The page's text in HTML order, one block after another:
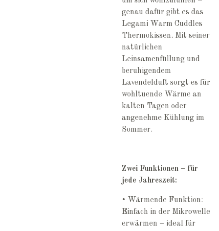
genau dafür gibt es das
Legami Warm Cuddles
Thermokissen. Mit seiner
natürlichen
Leinsamenfüllung und
beruhigendem
Lavendelduft sorgt es für
wohltuende Wärme an
kalten Tagen oder
angenehme Kühlung im
Sommer.
Zwei Funktionen – für
jede Jahreszeit:
• Wärmende Funktion:
Einfach in der Mikrowelle
erwärmen – ideal für